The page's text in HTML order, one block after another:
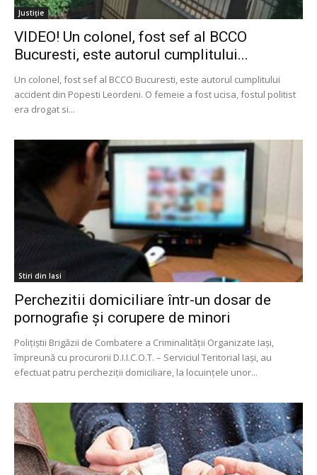
Justiție
VIDEO! Un colonel, fost sef al BCCO
Bucuresti, este autorul cumplitului...
Un colonel, fost sef al BCCO Bucuresti, este autorul cumplitului
accident din Popesti Leordeni. O femeie a fost ucisa, fostul politist
era drogat si...
Stiri din Iasi
Perchezitii domiciliare într-un dosar de
pornografie și corupere de minori
Polițiștii Brigăzii de Combatere a Criminalității Organizate Iași,
împreună cu procurorii D.I.I.C.O.T. – Serviciul Teritorial Iași, au
efectuat patru percheziții domiciliare, la locuințele unor...